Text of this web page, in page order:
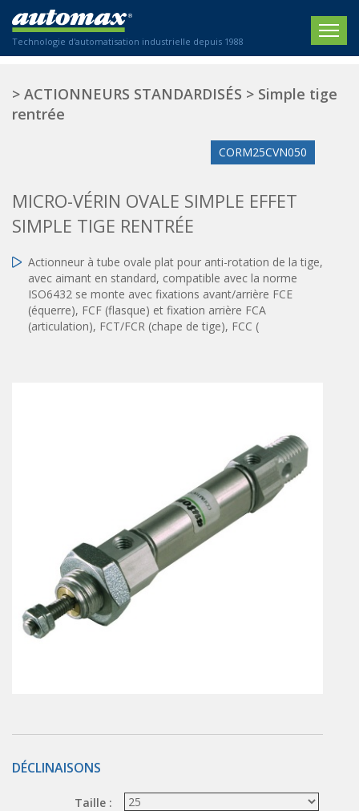
Technologie d'automatisation industrielle depuis 1988
ACCUEIL
Actionneurs électriques
Actionneurs standardisés
Amortisseurs hydrauliques
Régulateurs hydrauliques
Systèmes modulaires pneumatiques
Auxiliaires de ligne
Auxiliaires de raccordement
Électrovannes tous fluides
DISTRIBUTEURS
Commande à pédale
ÉLECTROVANNES DE DÉCOLMATAGE
Électrovannes à jet pulsé
Vannes à jet pulsé
SECTEURS
Agriculture
Imprimerie
Plasturgie
Solutions personnalisées
CONTACT
Nous sommes heureux de vous conseiller !
+33 0 254 553 811
En
> ACTIONNEURS STANDARDISÉS > Simple tige
rentrée
CORM25CVN050
MICRO-VÉRIN OVALE SIMPLE EFFET
SIMPLE TIGE RENTRÉE
Actionneur à tube ovale plat pour anti-rotation de la tige,
avec aimant en standard, compatible avec la norme
ISO6432 se monte avec fixations avant/arrière FCE
(équerre), FCF (flasque) et fixation arrière FCA
(articulation), FCT/FCR (chape de tige), FCC (
DÉCLINAISONS
Taille :